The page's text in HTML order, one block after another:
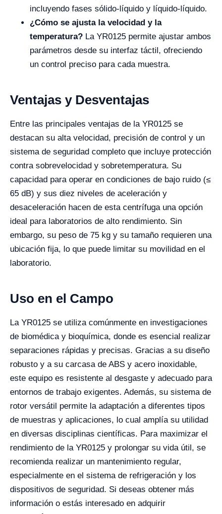
incluyendo fases sólido-líquido y líquido-líquido.
¿Cómo se ajusta la velocidad y la
temperatura? La YR0125 permite ajustar ambos
parámetros desde su interfaz táctil, ofreciendo
un control preciso para cada muestra.
Ventajas y Desventajas
Entre las principales ventajas de la YR0125 se
destacan su alta velocidad, precisión de control y un
sistema de seguridad completo que incluye protección
contra sobrevelocidad y sobretemperatura. Su
capacidad para operar en condiciones de bajo ruido (≤
65 dB) y sus diez niveles de aceleración y
desaceleración hacen de esta centrífuga una opción
ideal para laboratorios de alto rendimiento. Sin
embargo, su peso de 75 kg y su tamaño requieren una
ubicación fija, lo que puede limitar su movilidad en el
laboratorio.
Uso en el Campo
La YR0125 se utiliza comúnmente en investigaciones
de biomédica y bioquímica, donde es esencial realizar
separaciones rápidas y precisas. Gracias a su diseño
robusto y a su carcasa de ABS y acero inoxidable,
este equipo es resistente al desgaste y adecuado para
entornos de trabajo exigentes. Además, su sistema de
rotor versátil permite la adaptación a diferentes tipos
de muestras y aplicaciones, lo cual amplía su utilidad
en diversas disciplinas científicas. Para maximizar el
rendimiento de la YR0125 y prolongar su vida útil, se
recomienda realizar un mantenimiento regular,
especialmente en el sistema de refrigeración y los
dispositivos de seguridad. Si deseas obtener más
información o estás interesado en adquirir